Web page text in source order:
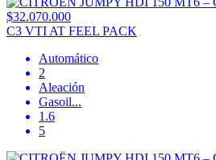
$32.070.000
C3 VTI AT FEEL PACK
Automático
2
Aleación
Gasoil...
1.6
5